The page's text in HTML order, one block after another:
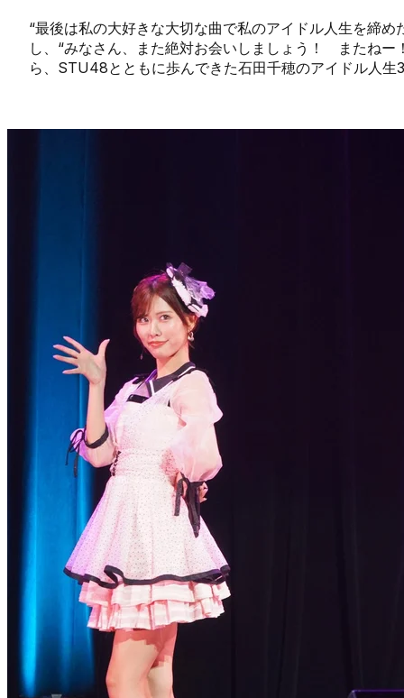
“最後は私の大好きな大切な曲で私のアイドル人生を締
し、“みなさん、また絶対お会いしましょう！ またねー
ら、STU48とともに歩んできた石田千穂のアイドル人生